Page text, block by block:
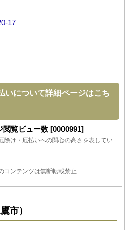
17
いについて詳細ページはこち
覧ビュー数 [0000991]
け・厄払いへの関心の高さを表してい
コンテンツは無断転載禁止
市）